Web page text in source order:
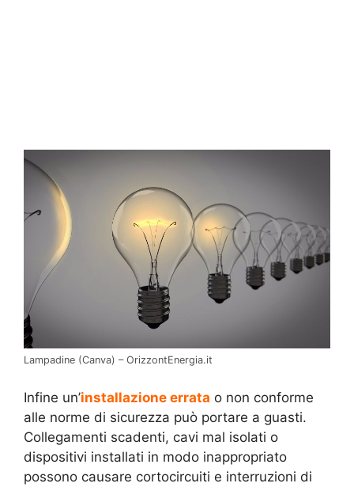
Lampadine (Canva) – OrizzontEnergia.it
Infine un’installazione errata o non conforme
alle norme di sicurezza può portare a guasti.
Collegamenti scadenti, cavi mal isolati o
dispositivi installati in modo inappropriato
possono causare cortocircuiti e interruzioni di